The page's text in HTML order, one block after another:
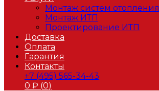
Монтаж систем отопления
Монтаж ИТП
Проектирование ИТП
Доставка
Оплата
Гарантия
Контакты
+7 (495) 565-34-43
0 ₽ (0)